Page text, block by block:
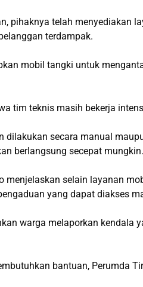
pihaknya telah menyediakan
terdampak.
mobil tangki untuk
tim teknis masih bekerja
dilakukan secara manual
berlangsung secepat mungkin.
menjelaskan selain layanan
yang dapat diakses
warga melaporkan kendala
bantuan, Perumda